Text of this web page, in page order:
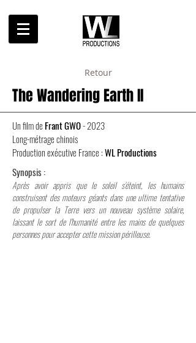
Retour
The Wandering Earth II
Un film de Frant GWO- 2023
Long-métrage chinois
Production exécutive France :WL Productions
Synopsis :
Après avoir appris que le soleil s'éteint, les humains
construisent des moteurs géants dans une ultime tentative
de propulser la Terre vers un nouveau système solaire,
laissant le sort de l'humanité entre les mains de quelques
personnes pour accepter cette mission périlleuse.